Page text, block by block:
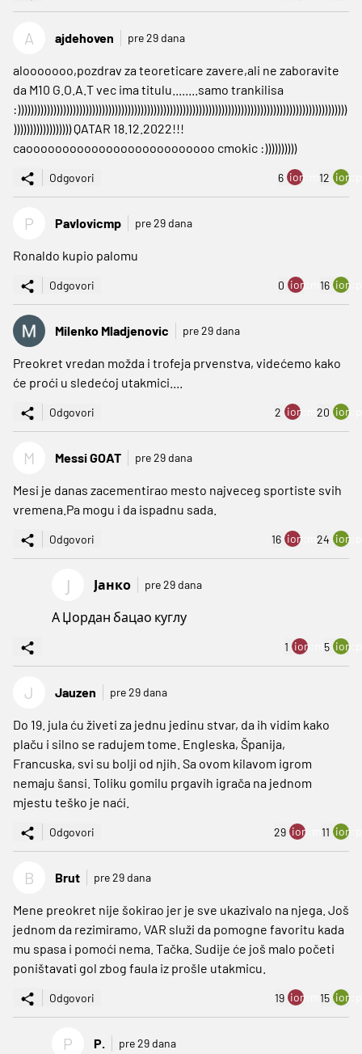
A ajdehoven pre 29 dana
alooooooo,pozdrav za teoreticare zavere,ali ne zaboravite
da M10 G.O.A.T vec ima titulu........samo trankilisa
:))))))))))))))))))))))))))))))))))))))))))))))))))))))))))))))))))))))))))))))))))))))))))))))))))))))
)))))))))))))))))) QATAR 18.12.2022!!!
caoooooooooooooooooooooooooo cmokic :))))))))))
Odgovori 6 ion:minus
12
P Pavlovicmp pre 29 dana
Ronaldo kupio palomu
Odgovori 0 ion:minus
16
Milenko Mladjenovic pre 29 dana
Preokret vredan možda i trofeja prvenstva, videćemo kako
će proći u sledećoj utakmici....
Odgovori 2 ion:minus
20
M Messi GOAT pre 29 dana
Mesi je danas zacementirao mesto najveceg sportiste svih
vremena.Pa mogu i da ispadnu sada.
Odgovori 16 ion:minus
24
Ј Јанко pre 29 dana
А Џордан бацао куглу
1 ion:minus
5
J Jauzen pre 29 dana
Do 19. jula ću živeti za jednu jedinu stvar, da ih vidim kako
plaču i silno se radujem tome. Engleska, Španija,
Francuska, svi su bolji od njih. Sa ovom kilavom igrom
nemaju šansi. Toliku gomilu prgavih igrača na jednom
mjestu teško je naći.
Odgovori 29 ion:minus
11
B Brut pre 29 dana
Mene preokret nije šokirao jer je sve ukazivalo na njega. Još
jednom da rezimiramo, VAR služi da pomogne favoritu kada
mu spasa i pomoći nema. Tačka. Sudije će još malo početi
poništavati gol zbog faula iz prošle utakmicu.
Odgovori 19 ion:minus
15
P P. pre 29 dana